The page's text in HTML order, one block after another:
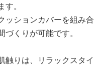
。
ッションカバーを組み合
くりが可能です。
触りは、リラックスタイ